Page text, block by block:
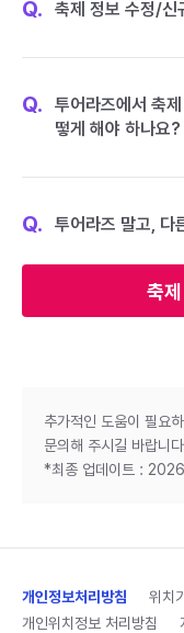
축
Q. 축제 정보 수정/신
Q.
투어라즈에서 축
떻게 해야 하나요?
Q. 투어라즈 말고, 다
추가적인 도움이 필요
문의해 주시길 바랍니
*최종 업데이트 :
개인정보처리방침
위치
개인위치정보 처리방침